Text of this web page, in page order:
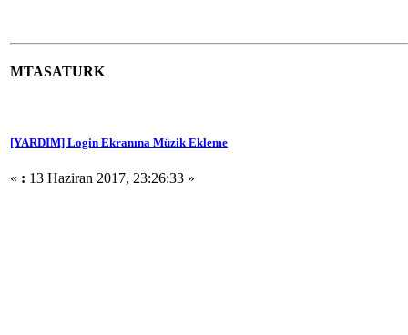
MTASATURK
[YARDIM] Login Ekranına Müzik Ekleme
« : 13 Haziran 2017, 23:26:33 »